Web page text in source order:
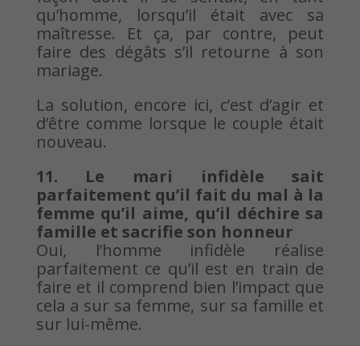
qu’homme, lorsqu’il était avec sa
maîtresse. Et ça, par contre, peut
faire des dégâts s’il retourne à son
mariage.
La solution, encore ici, c’est d’agir et
d’être comme lorsque le couple était
nouveau.
11. Le mari infidèle sait
parfaitement qu’il fait du mal à la
femme qu’il aime, qu’il déchire sa
famille et sacrifie son honneur
Oui, l’homme infidèle réalise
parfaitement ce qu’il est en train de
faire et il comprend bien l’impact que
cela a sur sa femme, sur sa famille et
sur lui-même.